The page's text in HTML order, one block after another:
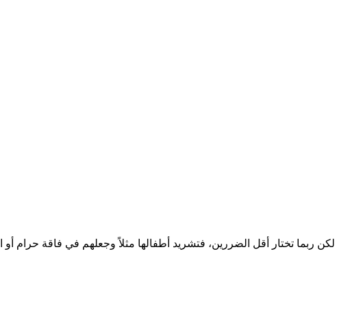
لكن ربما تختار أقل الضررين، فتشريد أطفالها مثلاً وجعلهم في فاقة